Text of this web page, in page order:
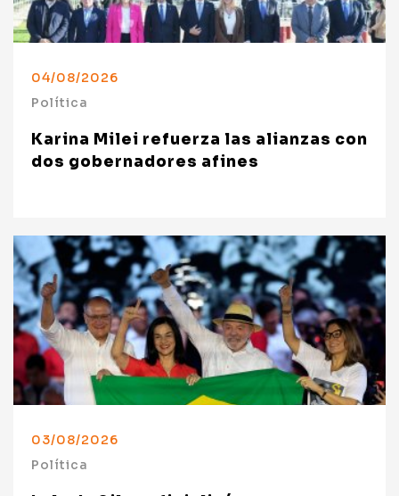
04/08/2026
Política
Karina Milei refuerza las alianzas con
dos gobernadores afines
03/08/2026
Política